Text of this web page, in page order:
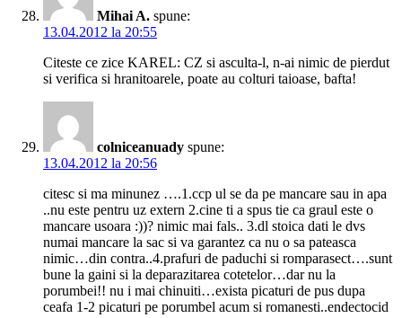
Mihai A. spune:
13.04.2012 la 20:55
Citeste ce zice KAREL: CZ si asculta-l, n-ai nimic de pierdut
si verifica si hranitoarele, poate au colturi taioase, bafta!
colniceanuady spune:
13.04.2012 la 20:56
citesc si ma minunez ….1.ccp ul se da pe mancare sau in apa
..nu este pentru uz extern 2.cine ti a spus tie ca graul este o
mancare usoara :))? nimic mai fals.. 3.dl stoica dati le dvs
numai mancare la sac si va garantez ca nu o sa pateasca
nimic…din contra..4.prafuri de paduchi si romparasect….sunt
bune la gaini si la deparazitarea cotetelor…dar nu la
porumbei!! nu i mai chinuiti…exista picaturi de pus dupa
ceafa 1-2 picaturi pe porumbel acum si romanesti..endectocid